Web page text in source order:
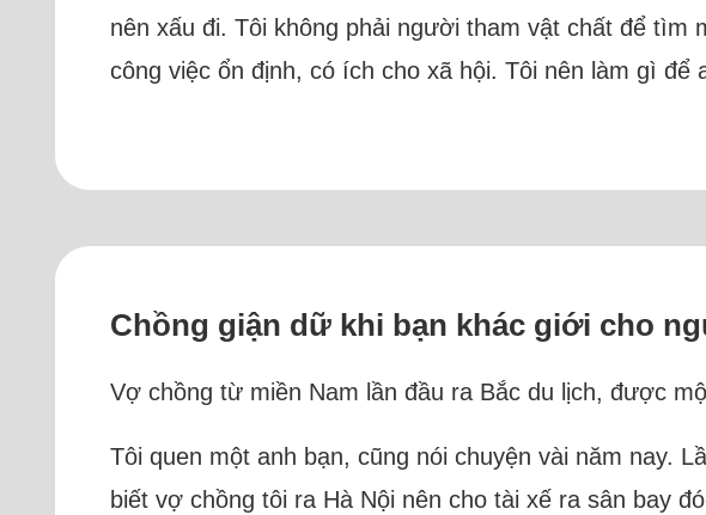
nên xấu đi. Tôi không phải người tham vật chất để
công việc ổn định, có ích cho xã hội. Tôi nên làm gì để
Chồng giận dữ khi bạn khác giới cho
Vợ chồng từ miền Nam lần đầu ra Bắc du lịch, được
Tôi quen một anh bạn, cũng nói chuyện vài năm nay.
biết vợ chồng tôi ra Hà Nội nên cho tài xế ra sân bay